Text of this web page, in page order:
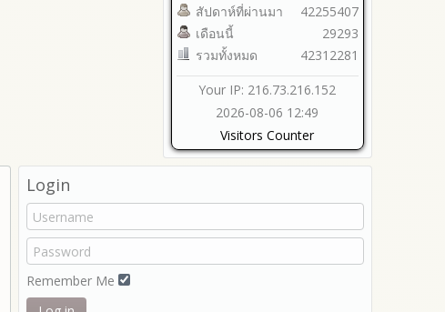
การนำผลการประเมิน ITA ไปสู่
การพัฒนาองค์กร
รายงานผลการดำเนินการเพื่อ
โปร่งใสภายใน สพท. ประจำ
ปีงบประมาณ
สัปดาห์ที่ผ่านมา
เดือนนี้
รวมทั้งหมด
42255407
29293
42312281
Your IP: 216.73.216.152
2026-08-06 12:49
Visitors Counter
Login
Remember Me